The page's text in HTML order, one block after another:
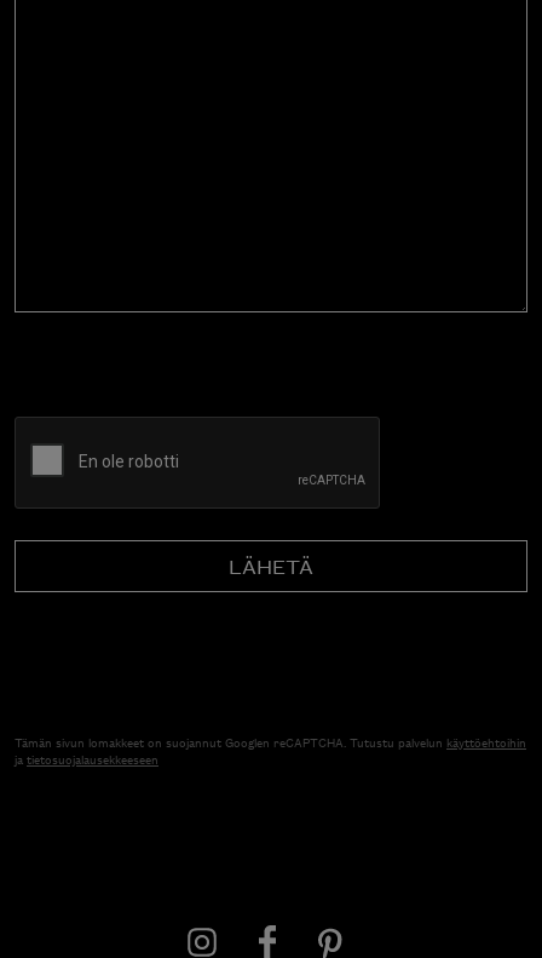
Tämän sivun lomakkeet on suojannut Googlen reCAPTCHA. Tutustu palvelun käyttöehtoihin
jatietosuojalausekkeeseen